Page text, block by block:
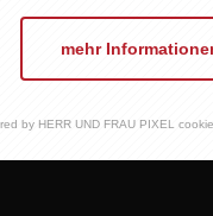
mehr
by HERR UND FRAU PIXEL